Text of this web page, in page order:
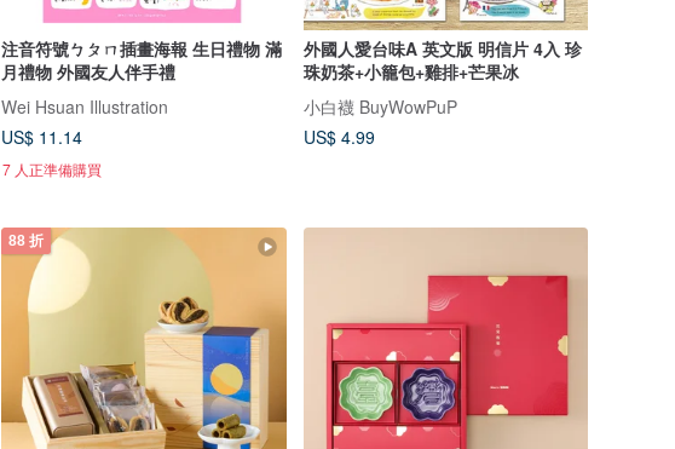
注音符號ㄅㄆㄇ插畫海報 生日禮物 滿
月禮物 外國友人伴手禮
Wei Hsuan Illustration
US$ 11.14
7 人正準備購買
外國人愛台味A 英文版 明信片 4入 珍
珠奶茶+小籠包+雞排+芒果冰
小白襪 BuyWowPuP
US$ 4.99
88 折